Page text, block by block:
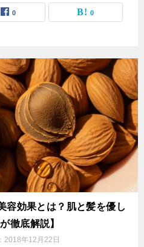
0 0
容効果とは？肌と髪を優し
徹底解説】
2018年12月22日